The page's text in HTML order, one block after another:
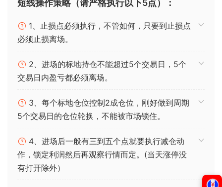
短线操作策略（请严格执行以下5点）：
1、止损点必须执行，不管如何，只要到止损点
必须止损离场。
2、进场的标地持仓不能超过5个交易日，5个
交易日内盈亏都必须离场。
3、每个标地仓位控制2成仓位，刚好做到周期
5个交易日的仓位轮换，不能被市场锁住。
4、进场后一般有三到五个点就要执行减仓动
作，锁定利润然后再观察行情而定。(当天涨停没
有打开除外）